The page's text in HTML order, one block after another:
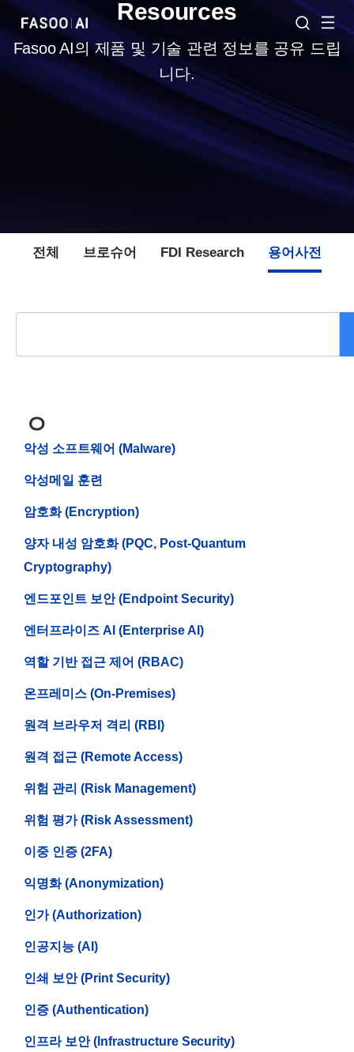
Resources
Fasoo AI의 제품 및 기술 관련 정보를 공유 드립
니다.
전체 브로슈어 FDI Research 용어사전
ㅇ
악성 소프트웨어 (Malware)
악성메일 훈련
암호화 (Encryption)
양자 내성 암호화 (PQC, Post-Quantum
Cryptography)
엔드포인트 보안 (Endpoint Security)
엔터프라이즈 AI (Enterprise AI)
역할 기반 접근 제어 (RBAC)
온프레미스 (On-Premises)
원격 브라우저 격리 (RBI)
원격 접근 (Remote Access)
위험 관리 (Risk Management)
위험 평가 (Risk Assessment)
이중 인증 (2FA)
익명화 (Anonymization)
인가 (Authorization)
인공지능 (AI)
인쇄 보안 (Print Security)
인증 (Authentication)
인프라 보안 (Infrastructure Security)